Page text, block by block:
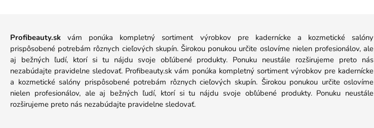
Profibeauty.sk vám ponúka kompletný sortiment výrobkov pre kadernícke a kozmetické salóny
prispôsobené potrebám rôznych cieľových skupín. Širokou ponukou určite oslovíme nielen profesionálov, ale
aj bežných ľudí, ktorí si tu nájdu svoje obľúbené produkty. Ponuku neustále rozširujeme preto nás
nezabúdajte pravidelne sledovať. Profibeauty.sk vám ponúka kompletný sortiment výrobkov pre kadernícke
a kozmetické salóny prispôsobené potrebám rôznych cieľových skupín. Širokou ponukou určite oslovíme
nielen profesionálov, ale aj bežných ľudí, ktorí si tu nájdu svoje obľúbené produkty. Ponuku neustále
rozširujeme preto nás nezabúdajte pravidelne sledovať.